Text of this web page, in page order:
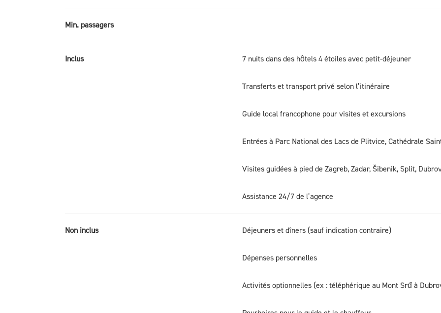
Min. passagers
Inclus 7 nuits dans des hôtels 4 étoiles avec petit-déjeuner
Transferts et transport privé selon l’itinéraire
Guide local francophone pour visites et excursions
Entrées à Parc National des Lacs de Plitvice, Cathédrale
Visites guidées à pied de Zagreb, Zadar, Šibenik, Split,
Assistance 24/7 de l’agence
Non inclus Déjeuners et dîners (sauf indication contraire)
Dépenses personnelles
Activités optionnelles (ex : téléphérique au Mont Srđ à